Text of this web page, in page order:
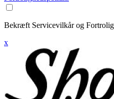
Bekræft Servicevilkår og
x